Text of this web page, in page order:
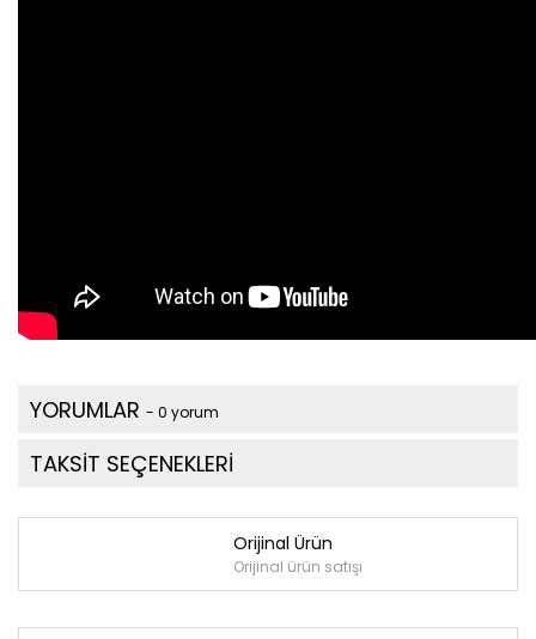
YORUMLAR - 0 yorum
TAKSİT SEÇENEKLERİ
Orijinal Ürün
Orijinal ürün satışı